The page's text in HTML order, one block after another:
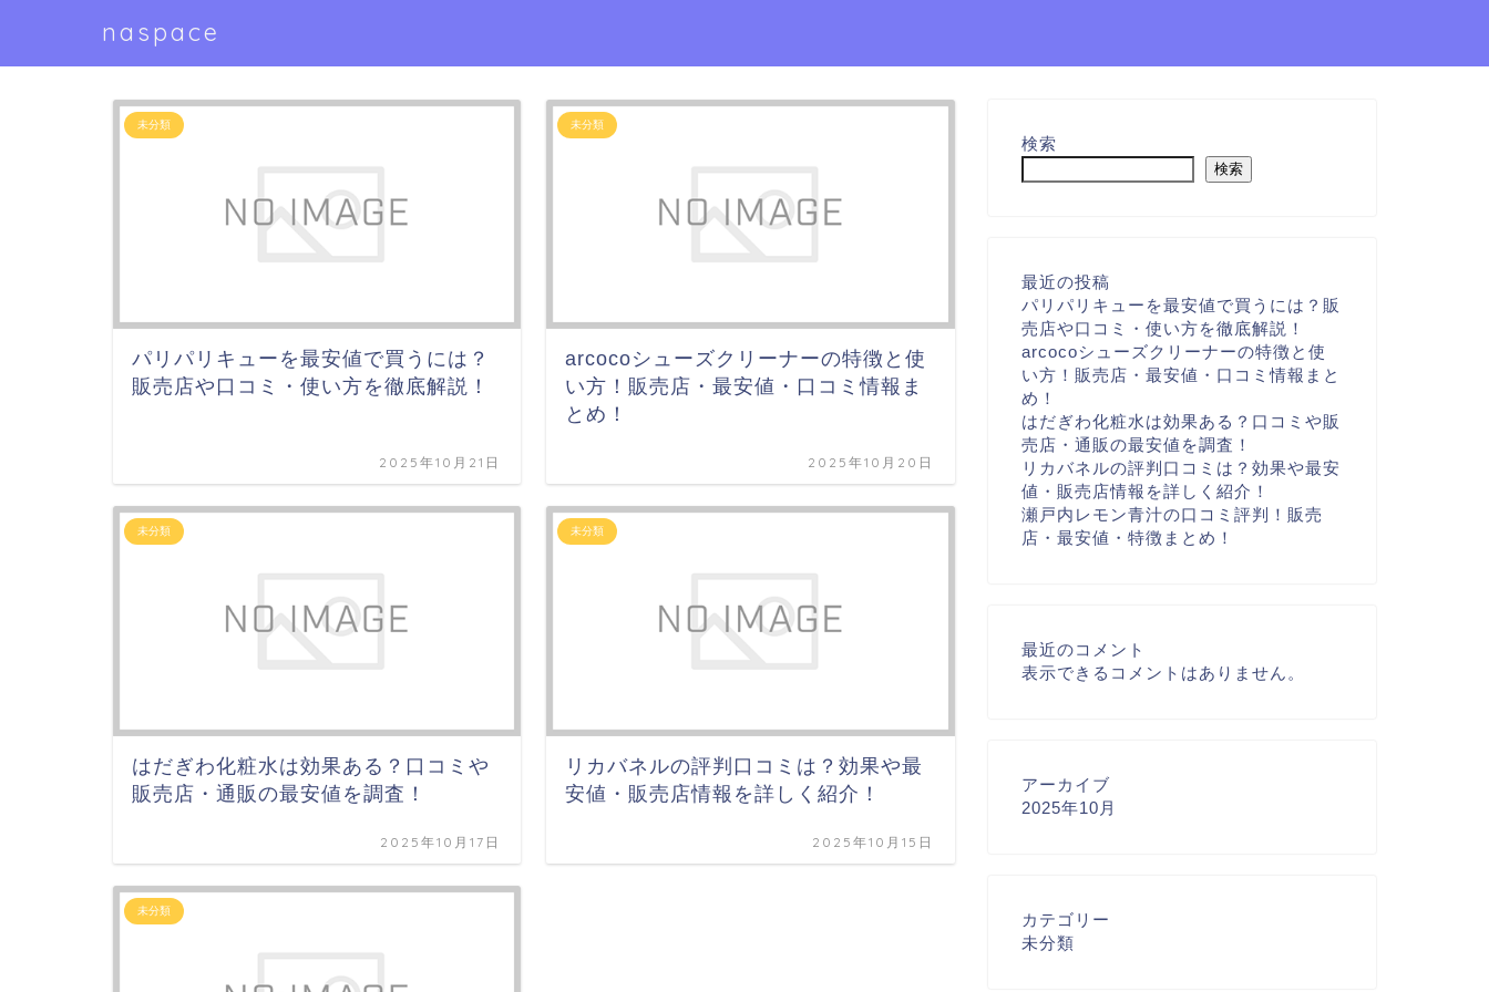
naspace
未分類
パリパリキューを最安値で買うには？
販売店や口コミ・使い方を徹底解説！
2025年10月21日
未分類
arcocoシューズクリーナーの特徴と使
い方！販売店・最安値・口コミ情報ま
とめ！
2025年10月20日
未分類
はだぎわ化粧水は効果ある？口コミや
販売店・通販の最安値を調査！
2025年10月17日
未分類
リカバネルの評判口コミは？効果や最
安値・販売店情報を詳しく紹介！
2025年10月15日
未分類
検索
検索
最近の投稿
パリパリキューを最安値で買うには？販
売店や口コミ・使い方を徹底解説！
arcocoシューズクリーナーの特徴と使
い方！販売店・最安値・口コミ情報まと
め！
はだぎわ化粧水は効果ある？口コミや販
売店・通販の最安値を調査！
リカバネルの評判口コミは？効果や最安
値・販売店情報を詳しく紹介！
瀬戸内レモン青汁の口コミ評判！販売
店・最安値・特徴まとめ！
最近のコメント
表示できるコメントはありません。
アーカイブ
2025年10月
カテゴリー
未分類